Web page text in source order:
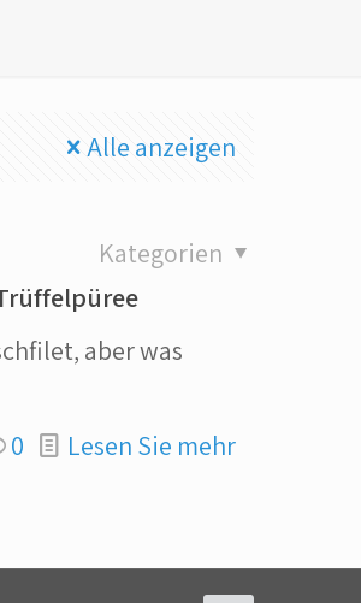
Alle anzeigen
Kategorien
aber was
0 Lesen Sie mehr